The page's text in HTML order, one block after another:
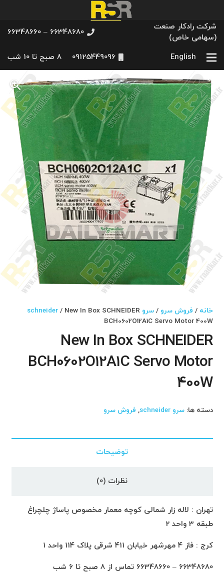
شرکت رادکار صنعت
(سهامی خاص)
66348680 – 66348660
English
09125449096 8 صبح تا 10 شب
خانه / فروش سرو /سرو schneider/ New In Box SCHNEIDER
BCH0602O12A1C Servo Motor 400W
New In Box SCHNEIDER
BCH0602O12A1C Servo Motor
400W
دسته ها:سرو schneider , فروش سرو
توضیحات
نظرات (0)
تهران : لاله زار شمالی کوچه معمار مخصوص پاساژ چلچراغ
طبقه 3 واحد 2
کرج : فاز 4 مهرشهر خیابان 411 شرقی پلاک 114 واحد 1
66348680 – 66348660 تماس از 8 صبح تا 6 شب